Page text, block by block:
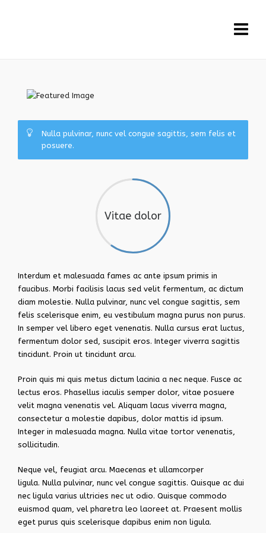
Nulla pulvinar, nunc vel congue sagittis, sem felis et
posuere.
Vitae dolor
Interdum et malesuada fames ac ante ipsum primis in
faucibus. Morbi facilisis lacus sed velit fermentum, ac dictum
diam molestie. Nulla pulvinar, nunc vel congue sagittis, sem
felis scelerisque enim, eu vestibulum magna purus non purus.
In semper vel libero eget venenatis. Nulla cursus erat luctus,
fermentum dolor sed, suscipit eros. Integer viverra sagittis
tincidunt. Proin ut tincidunt arcu.
Proin quis mi quis metus dictum lacinia a nec neque. Fusce ac
lectus eros. Phasellus iaculis semper dolor, vitae posuere
velit magna venenatis vel. Aliquam lacus viverra magna,
consectetur a molestie dapibus, dolor mattis id ipsum.
Integer in malesuada magna. Nulla vitae tortor venenatis,
sollicitudin.
Neque vel, feugiat arcu. Maecenas et ullamcorper
ligula. Nulla pulvinar, nunc vel congue sagittis. Quisque ac dui
nec ligula varius ultricies nec ut odio. Quisque commodo
euismod quam, vel pharetra leo laoreet at. Praesent mollis
eget purus quis scelerisque dapibus enim non ligula.